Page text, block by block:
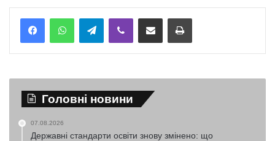
TelegramViber Надіслати електронною поштоюНадрукувати
Головні новини
07.08.2026
Державні стандарти освіти знову змінено: що